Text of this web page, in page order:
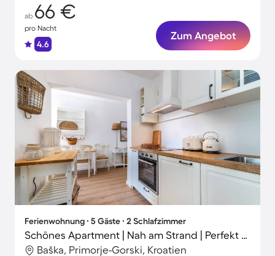
ab 66 €
pro Nacht
4.6
Zum Angebot
Ferienwohnung ∙ 5 Gäste ∙ 2 Schlafzimmer
Schönes Apartment | Nah am Strand | Perfekt für die Arbeit von Zuhause
Baška, Primorje-Gorski, Kroatien